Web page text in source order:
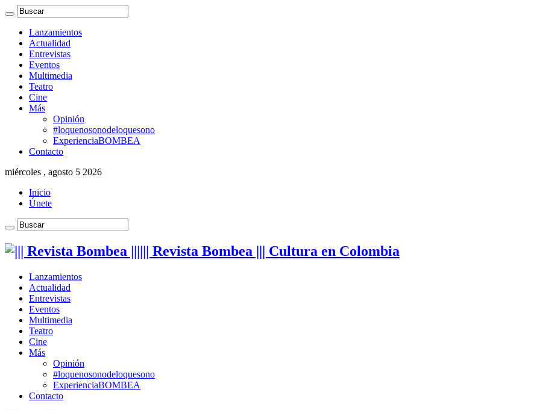
Lanzamientos
Actualidad
Entrevistas
Eventos
Multimedia
Teatro
Cine
Más
Opinión
#loquenosonodeloquesono
ExperienciaBOMBEA
Contacto
miércoles , agosto 5 2026
Inicio
Únete
||| Revista Bombea ||| Cultura en Colombia
Lanzamientos
Actualidad
Entrevistas
Eventos
Multimedia
Teatro
Cine
Más
Opinión
#loquenosonodeloquesono
ExperienciaBOMBEA
Contacto